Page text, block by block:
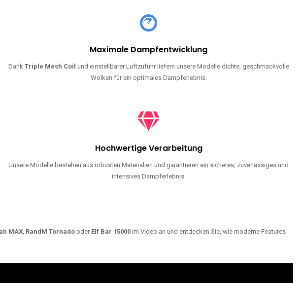
Maximale Dampfentwicklung
Dank Triple Mesh Coil und einstellbarer Luftzufuhr liefern unsere Modelle dichte, geschmackvolle
Wolken für ein optimales Dampferlebnis.
Hochwertige Verarbeitung
Unsere Modelle bestehen aus robusten Materialien und garantieren ein sicheres, zuverlässiges und
intensives Dampferlebnis.
MAX, RandM Tornado oder Elf Bar 15000 im Video an und entdecken Sie, wie moderne Features